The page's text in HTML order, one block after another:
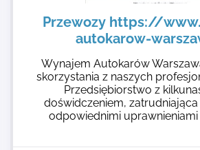
Przewozy https://
autokarow-
Wynajem Autokarów
skorzystania z naszych
Przedsiębiorstwo z
doświdczeniem,
odpowiednimi uprawnieniami